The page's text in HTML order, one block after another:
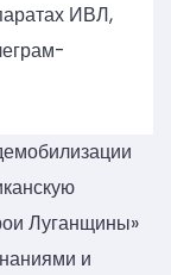
ИВЛ,
Луганщины»
и